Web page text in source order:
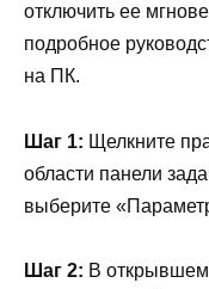
отключить ее
подробное
на ПК.
Шаг 1: Щелкните
области панели
выберите
Шаг 2: В